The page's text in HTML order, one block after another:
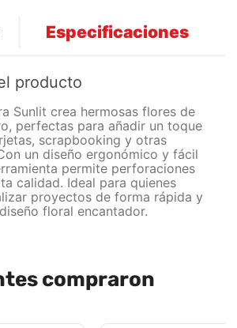
Especificaciones
producto
Sunlit crea hermosas flores de
perfectas para añadir un toque
scrapbooking y otras
un diseño ergonómico y fácil
permite perforaciones
calidad. Ideal para quienes
proyectos de forma rápida y
floral encantador.
compraron